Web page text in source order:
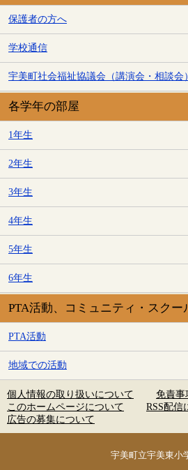
保護者の方へ
学校通信
宇美町社会福祉協議会（講演会・相談会）
各学年の部屋
1年生
2年生
3年生
4年生
5年生
6年生
PTA活動、コミュニティ・スクー
PTA活動
地域での活動
個人情報の取り扱いについて
免責事
このホームページについて
RSS配信
広告の募集について
宇美町立宇美東小